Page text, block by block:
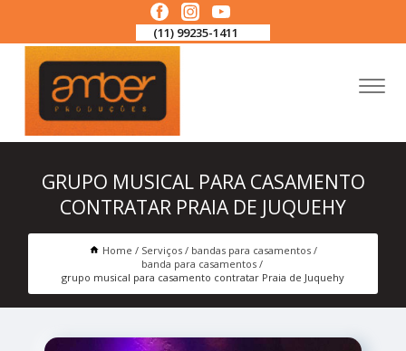
(11) 99235-1411
GRUPO MUSICAL PARA CASAMENTO
CONTRATAR PRAIA DE JUQUEHY
Home Serviços
bandas para casamentos
banda para casamentos
grupo musical para casamento contratar Praia de Juquehy